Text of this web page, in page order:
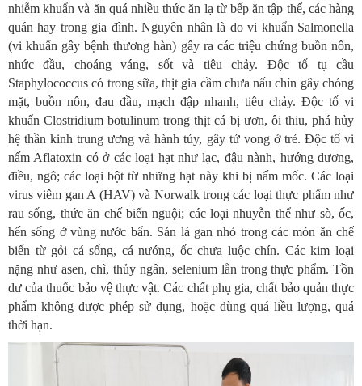
nhiễm khuẩn và ăn quá nhiều thức ăn lạ từ bếp ăn tập thể, các hàng
quán hay trong gia đình. Nguyên nhân là do vi khuẩn Salmonella
(vi khuẩn gây bệnh thương hàn) gây ra các triệu chứng buồn nôn,
nhức đầu, choáng váng, sốt và tiêu chảy. Độc tố tụ cầu
Staphylococcus có trong sữa, thịt gia cầm chưa nấu chín gây chóng
mặt, buồn nôn, đau đầu, mạch đập nhanh, tiêu chảy. Độc tố vi
khuẩn Clostridium botulinum trong thịt cá bị ươn, ôi thiu, phá hủy
hệ thần kinh trung ương và hành tủy, gây tử vong ở trẻ. Độc tố vi
nấm Aflatoxin có ở các loại hạt như lạc, đậu nành, hướng dương,
điều, ngô; các loại bột từ những hạt này khi bị nấm mốc. Các loại
virus viêm gan A (HAV) và Norwalk trong các loại thực phẩm như
rau sống, thức ăn chế biến nguội; các loại nhuyễn thể như sò, ốc,
hến sống ở vùng nước bẩn. Sán lá gan nhỏ trong các món ăn chế
biến từ gỏi cá sống, cá nướng, ốc chưa luộc chín. Các kim loại
nặng như asen, chì, thủy ngân, selenium lẫn trong thực phẩm. Tồn
dư của thuốc bảo vệ thực vật. Các chất phụ gia, chất bảo quản thực
phẩm không được phép sử dụng, hoặc dùng quá liều lượng, quá
thời hạn.